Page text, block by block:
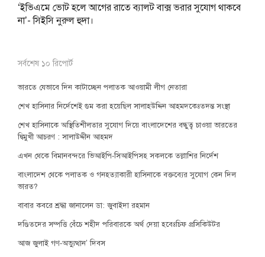
‘ইভিএমে ভোট হলে আগের রাতে ব্যালট বাক্স ভরার সুযোগ থাকবে
না’- সিইসি নুরুল হুদা।
সর্বশেষ ১০ রিপোর্ট
ভারতে যেভাবে দিন কাটাচ্ছেন পলাতক আওয়ামী লীগ নেতারা
শেখ হাসিনার নির্দেশেই গুম করা হয়েছিল সালাহউদ্দিন আহমদকেঃতদন্ত সংস্থা
শেখ হাসিনাকে অস্থিতিশীলতার সুযোগ দিয়ে বাংলাদেশের বন্ধুত্ব চাওয়া ভারতের
দ্বিমুখী আচরণ : সালাউদ্দীন আহমদ
এখন থেকে বিমানবন্দরে ভিআইপি-সিআইপিসহ সকলকে তল্লাশির নির্দেশ
বাংলাদেশ থেকে পলাতক ও গনহত্যাকারী হাসিনাকে বক্তব্যের সুযোগ কেন দিল
ভারত?
বাবার কবরে শ্রদ্ধা জানালেন ডা: জুবাইদা রহমান
দণ্ডিতদের সম্পত্তি বেঁচে শহীদ পরিবারকে অর্থ দেয়া হবেঃচিফ প্রসিকিউটর
আজ জুলাই গণ-অভ্যুত্থান’ দিবস